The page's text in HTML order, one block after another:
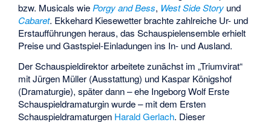
bzw. Musicals wie Porgy and Bess, West Side Story und
Cabaret. Ekkehard Kiesewetter brachte zahlreiche Ur- und
Erstaufführungen heraus, das Schauspielensemble erhielt
Preise und Gastspiel-Einladungen ins In- und Ausland.
Der Schauspieldirektor arbeitete zunächst im „Triumvirat“
mitJürgen Müller (Ausstattung) und Kaspar Königshof
(Dramaturgie), später dann – ehe Ingeborg Wolf Erste
Schauspieldramaturgin wurde – mit dem Ersten
Schauspieldramaturgen Harald Gerlach. Dieser